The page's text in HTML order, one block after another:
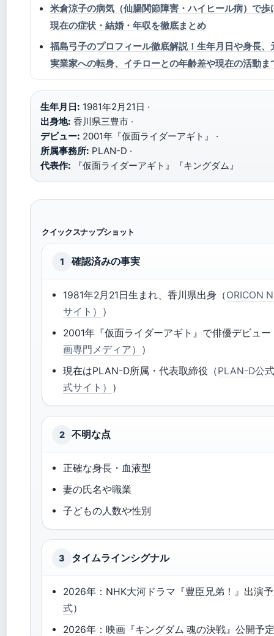
米倉涼子の病気（仙腸関節障害・ハイヒール病）で歩
現在の症状・結婚・年収を徹底まとめ
福島弓子のプロフィール徹底解説！生年月日や身長、
実業家への転身、イチローとの年齢差や現在の活動ま
生年月日: 1981年2月21日 ·
出身地: 香川県三豊市 ·
デビュー: 2001年『仮面ライダーアギト』 ·
所属事務所: PLAN-D ·
代表作: 『仮面ライダーアギト』『キングダム』
クイックスナップショット
1 確認済みの事実
1981年2月21日生まれ、香川県出身（ORICON
サイト） ）
2001年『仮面ライダーアギト』で俳優デビュー
画専門メディア） ）
現在はPLAN-D所属・代表取締役（PLAN-D公
式サイト） ）
2 不明な点
正確な身長・血液型
妻の氏名や職業
子どもの人数や性別
3 タイムラインシグナル
2026年：NHK大河ドラマ『豊臣兄弟！』出演
式）
2026年：映画『キングダム 魂の決戦』公開予